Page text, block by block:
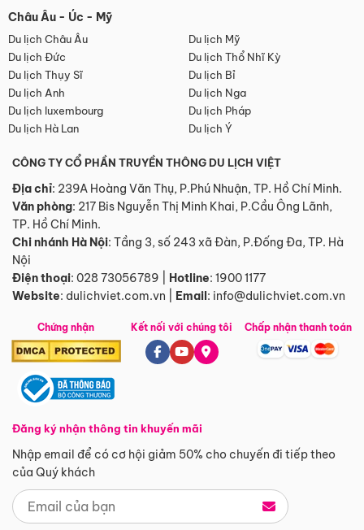
Châu Âu - Úc - Mỹ
Du lịch Châu Âu
Du lịch Mỹ
Du lịch Đức
Du lịch Thổ Nhĩ Kỳ
Du lịch Thụy Sĩ
Du lịch Bỉ
Du lịch Anh
Du lịch Nga
Du lịch luxembourg
Du lịch Pháp
Du lịch Hà Lan
Du lịch Ý
CÔNG TY CỔ PHẦN TRUYỀN THÔNG DU LỊCH VIỆT
Địa chỉ: 239A Hoàng Văn Thụ, P.Phú Nhuận, TP. Hồ Chí Minh.
Văn phòng: 217 Bis Nguyễn Thị Minh Khai, P.Cầu Ông Lãnh,
TP. Hồ Chí Minh.
Chi nhánh Hà Nội: Tầng 3, số 243 xã Đàn, P.Đống Đa, TP. Hà
Nội
Điện thoại: 028 73056789 Hotline: 1900 1177
Website: dulichviet.com.vn Email: info@dulichviet.com.vn
Chứng nhận
Đăng ký nhận thông tin khuyến mãi
Nhập email để có cơ hội giảm 50% cho chuyến đi tiếp theo
của Quý khách
Kết nối với chúng tôi Chấp nhận thanh toán